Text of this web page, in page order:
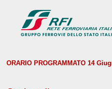
ORARIO PROGRAMMATO 14